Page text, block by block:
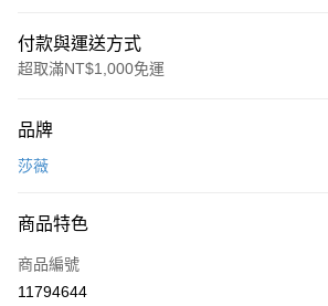
付款與運送方式
超取滿NT$1,000免運
信用卡一次付款
LINE Pay
街口支付
品牌
莎薇
商品特色
商品編號
11794644